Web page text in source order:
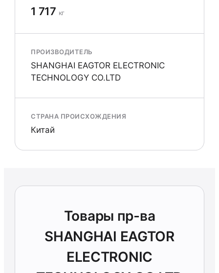
1 717 кг
ПРОИЗВОДИТЕЛЬ
SHANGHAI EAGTOR ELECTRONIC
TECHNOLOGY CO.LTD
СТРАНА ПРОИСХОЖДЕНИЯ
Китай
Товары пр-ва
SHANGHAI EAGTOR
ELECTRONIC